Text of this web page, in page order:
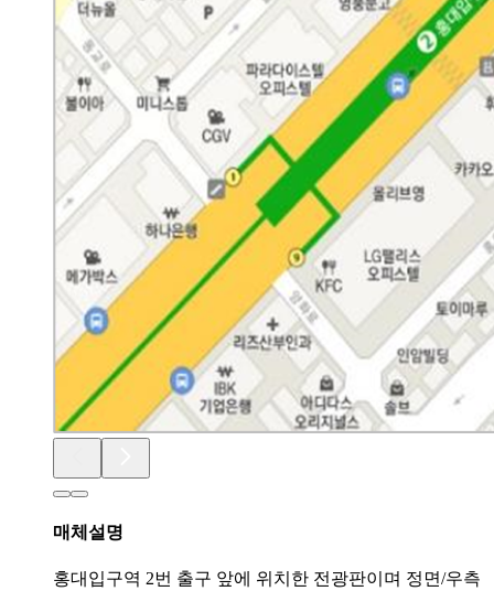
매체설명
홍대입구역 2번 출구 앞에 위치한 전광판이며 정면/우측